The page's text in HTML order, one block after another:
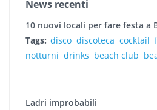
News recenti
10 nuovi locali per fare festa a
Tags: disco discoteca cocktail
notturni drinks beach club
Ladri improbabili